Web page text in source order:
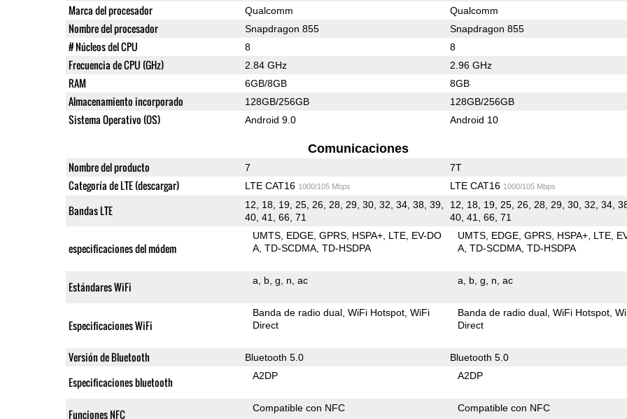
Marca del procesador Qualcomm Qualcomm
Nombre del procesador Snapdragon 855 Snapdragon 855
# Núcleos del CPU 8 8
Frecuencia de CPU (GHz) 2.84 GHz 2.96 GHz
RAM 6GB/8GB 8GB
Almacenamiento incorporado 128GB/256GB 128GB/256GB
Sistema Operativo (OS) Android 9.0 Android 10
Comunicaciones
Nombre del producto 7 7T
Categoría de LTE (descargar) LTE CAT16 1000/105 Mbps LTE CAT16 1000/105 Mbps
Bandas LTE
12, 18, 19, 25, 26, 28, 29, 30, 32, 34, 38, 39,
40, 41, 66, 71
12, 18, 19, 25, 26, 28, 29, 30, 32, 34,
40, 41, 66, 71
especificaciones del módem
UMTS EDGE GPRS HSPA+ LTE EV-DO
A TD-SCDMA TD-HSDPA
UMTS EDGE GPRS HSPA+ LTE
A TD-SCDMA TD-HSDPA
Estándares WiFi a b g n ac a b g n ac
Especificaciones WiFi
Banda de radio dual WiFi Hotspot WiFi
Direct
Banda de radio dual WiFi Hotspot
Direct
Versión de Bluetooth Bluetooth 5.0 Bluetooth 5.0
Especificaciones bluetooth A2DP A2DP
Funciones NFC Compatible con NFC Compatible con NFC